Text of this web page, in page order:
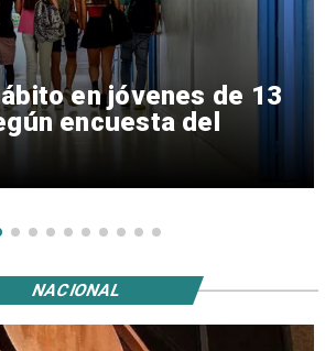
en jóvenes de 13
encuesta del
NACIONAL